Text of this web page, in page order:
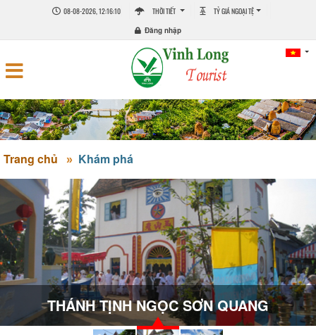
08-08-2026, 12:16:10 THỜI TIẾT TỶ GIÁ NGOẠI TỆ
Đăng nhập
Trang chủ Khám phá
THÁNH TỊNH NGỌC SƠN QUANG